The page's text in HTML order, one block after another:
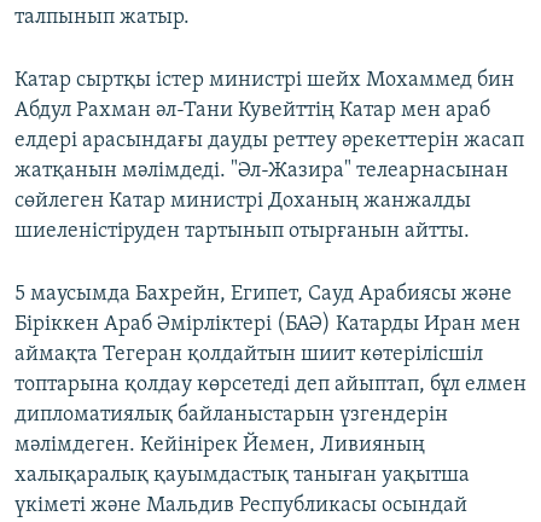
талпынып жатыр.
Катар сыртқы істер министрі шейх Мохаммед бин
Абдул Рахман әл-Тани Кувейттің Катар мен араб
елдері арасындағы дауды реттеу әрекеттерін жасап
жатқанын мәлімдеді. "Әл-Жазира" телеарнасынан
сөйлеген Катар министрі Доханың жанжалды
шиеленістіруден тартынып отырғанын айтты.
5 маусымда Бахрейн, Египет, Сауд Арабиясы және
Біріккен Араб Әмірліктері (БАӘ) Катарды Иран мен
аймақта Тегеран қолдайтын шиит көтерілісшіл
топтарына қолдау көрсетеді деп айыптап, бұл елмен
дипломатиялық байланыстарын үзгендерін
мәлімдеген. Кейінірек Йемен, Ливияның
халықаралық қауымдастық таныған уақытша
үкіметі және Мальдив Республикасы осындай